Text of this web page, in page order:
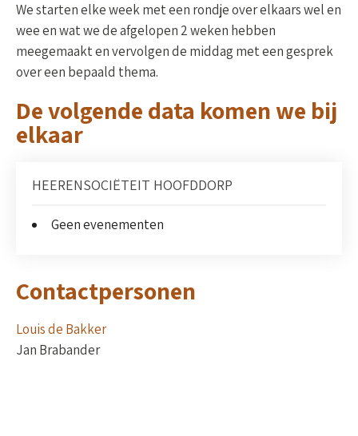
We starten elke week met een rondje over elkaars wel en
wee en wat we de afgelopen 2 weken hebben
meegemaakt en vervolgen de middag met een gesprek
over een bepaald thema.
De volgende data komen we bij
elkaar
HEERENSOCIËTEIT HOOFDDORP
Geen evenementen
Contactpersonen
Louis de Bakker
Jan Brabander